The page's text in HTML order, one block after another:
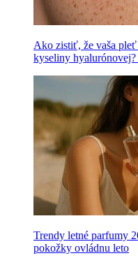
Ako zistiť, že vaša
kyseliny
Trendy letné parfumy
pokožky ovládnu leto